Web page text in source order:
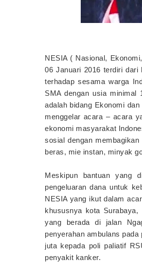
NESIA ( Nasional,
06 Januari 2016 terdiri dari
terhadap sesama warga
SMA dengan usia minimal
adalah bidang Ekonomi
menggelar acara – acara
ekonomi masyarakat
sosial dengan
beras, mie instan, minyak
Meskipun bantuan yang
pengeluaran dana untuk
NESIA yang ikut dalam
khususnya kota
yang berada di jalan
penyerahan ambulans
juta kepada poli paliatif
penyakit kanker.